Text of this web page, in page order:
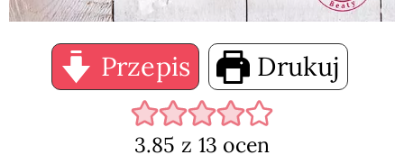
Przepis Drukuj
3.85 z 13 ocen